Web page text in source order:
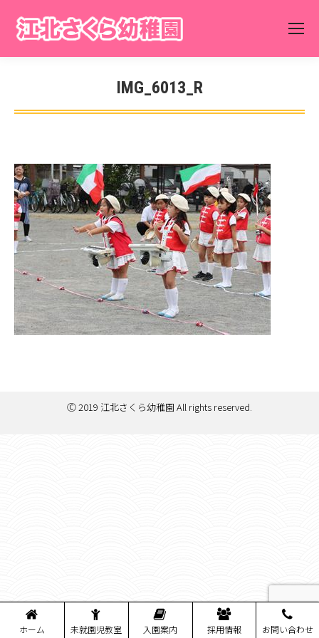
IMG_6013_R
You are here:
Ⓒ 2019 江北さくら幼稚園 All rights reserved.
ホーム 未就園児教室 入園案内 採用情報 お問い合わせ